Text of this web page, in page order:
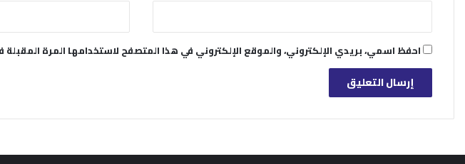
احفظ اسمي، بريدي الإلكتروني، والموقع الإلكتروني في هذا المتصفح لاستخدامها المرة